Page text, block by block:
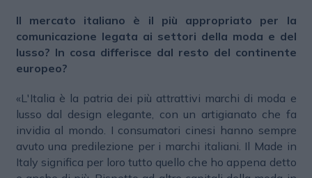
Il mercato italiano è il più appropriato per la
comunicazione legata ai settori della moda e del
lusso? In cosa differisce dal resto del continente
europeo?
«L'Italia è la patria dei più attrattivi marchi di moda e
lusso dal design elegante, con un artigianato che fa
invidia al mondo. I consumatori cinesi hanno sempre
avuto una predilezione per i marchi italiani. Il Made in
Italy significa per loro tutto quello che ho appena detto